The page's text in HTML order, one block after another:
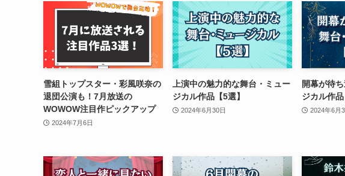
雪組トップスター・彩風咲奈の
退団公演も！7月放送の
WOWOW注目作ピックアップ
2024年7月6日
上演中の魅力的な舞台・ミュー
ジカル作品【5選】
2024年6月30日
開幕が待
ジカル作品
2024年6月